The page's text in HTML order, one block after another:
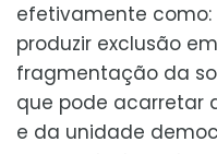
efetivamente
produzir exclusão
fragmentação da
que pode acarretar
e da unidade